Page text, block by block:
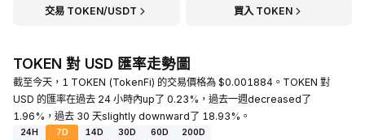
交易 TOKEN/USDT 買入 TOKEN
TOKEN 對 USD 匯率走勢圖
截至今天，1 TOKEN (TokenFi) 的交易價格為 $0.001884。TOKEN 對
USD 的匯率在過去 24 小時內up了 0.23%，過去一週decreased了
1.96%，過去 30 天slightly downward了 18.93%。
24H 7D 14D 30D 60D
200D